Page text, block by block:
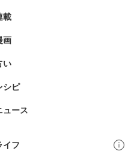
載
画
い
シピ
ュース
イフ